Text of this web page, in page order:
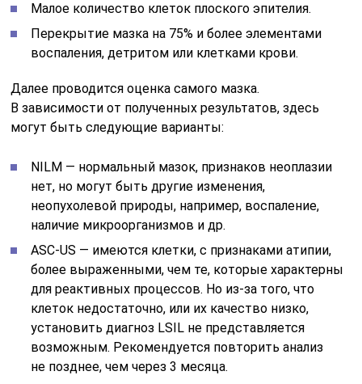
Малое количество клеток плоского эпителия.
Перекрытие мазка на 75% и более элементами
воспаления, детритом или клетками крови.
Далее проводится оценка самого мазка.
В зависимости от полученных результатов, здесь
могут быть следующие варианты:
NILM — нормальный мазок, признаков неоплазии
нет, но могут быть другие изменения,
неопухолевой природы, например, воспаление,
наличие микроорганизмов и др.
ASC-US — имеются клетки, с признаками атипии,
более выраженными, чем те, которые характерны
для реактивных процессов. Но из-за того, что
клеток недостаточно, или их качество низко,
установить диагноз LSIL не представляется
возможным. Рекомендуется повторить анализ
не позднее, чем через 3 месяца.